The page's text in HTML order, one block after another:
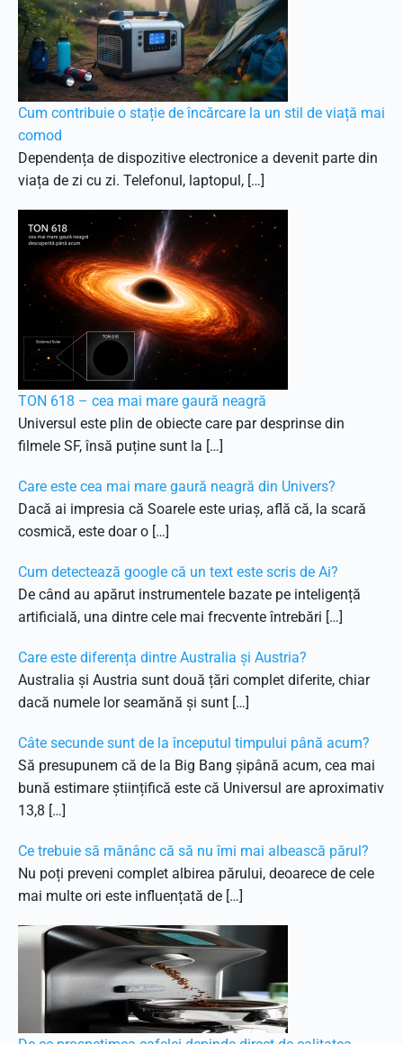
Cum contribuie o stație de încărcare la un stil de viață mai
comod
Dependența de dispozitive electronice a devenit parte din
viața de zi cu zi. Telefonul, laptopul, […]
TON 618 – cea mai mare gaură neagră
Universul este plin de obiecte care par desprinse din
filmele SF, însă puține sunt la […]
Care este cea mai mare gaură neagră din Univers?
Dacă ai impresia că Soarele este uriaș, află că, la scară
cosmică, este doar o […]
Cum detectează google că un text este scris de Ai?
De când au apărut instrumentele bazate pe inteligență
artificială, una dintre cele mai frecvente întrebări […]
Care este diferența dintre Australia și Austria?
Australia și Austria sunt două țări complet diferite, chiar
dacă numele lor seamănă și sunt […]
Câte secunde sunt de la începutul timpului până acum?
Să presupunem că de la Big Bang șipână acum, cea mai
bună estimare științifică este că Universul are aproximativ
13,8 […]
Ce trebuie să mănânc că să nu îmi mai albească părul?
Nu poți preveni complet albirea părului, deoarece de cele
mai multe ori este influențată de […]